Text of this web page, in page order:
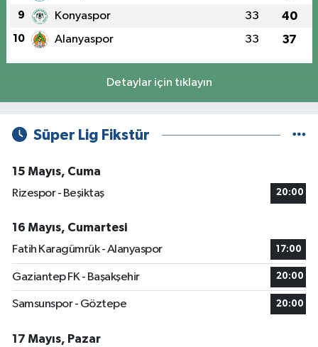
9 Konyaspor 33 40
10 Alanyaspor 33 37
Detaylar için tıklayın
Süper Lig Fikstür
15 Mayıs, Cuma
Rizespor - Beşiktaş
20:00
16 Mayıs, Cumartesi
Fatih Karagümrük - Alanyaspor
17:00
Gaziantep FK - Başakşehir 20:00
Samsunspor - Göztepe 20:00
17 Mayıs, Pazar